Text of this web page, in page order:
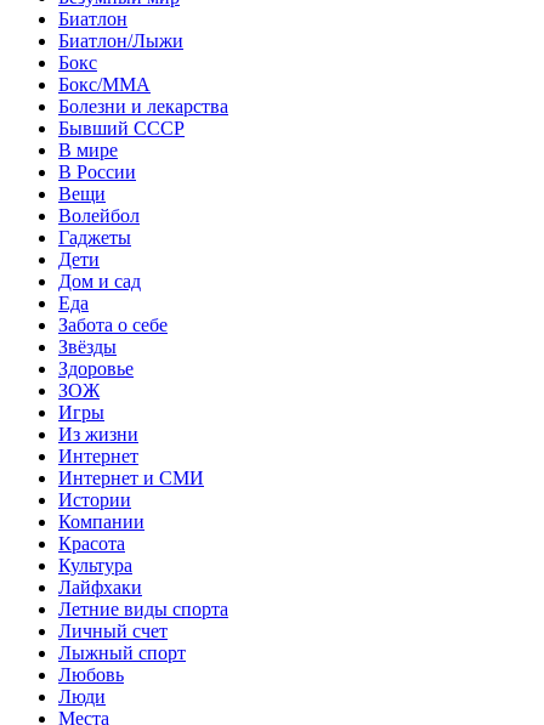
Биатлон
Биатлон/Лыжи
Бокс
Бокс/MMA
Болезни и лекарства
Бывший СССР
В мире
В России
Вещи
Волейбол
Гаджеты
Дети
Дом и сад
Еда
Забота о себе
Звёзды
Здоровье
ЗОЖ
Игры
Из жизни
Интернет
Интернет и СМИ
Истории
Компании
Красота
Культура
Лайфхаки
Летние виды спорта
Личный счет
Лыжный спорт
Любовь
Люди
Места